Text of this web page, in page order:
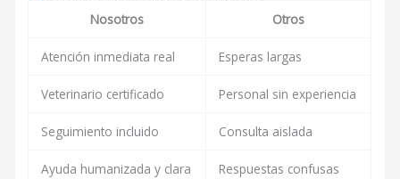
Nosotros
Otros
Atención inmediata real Esperas largas
Veterinario certificado Personal sin experiencia
Seguimiento incluido Consulta aislada
Ayuda humanizada y clara Respuestas confusas